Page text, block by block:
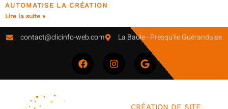
AUTOMATISE LA CRÉATION
Lire la suite »
contact@clicinfo-web.com La Baule - Presqu'ile Guérandaise
CRÉATION DE SITE